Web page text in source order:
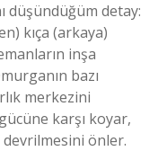
düşündüğüm detay:
kıça (arkaya)
inşa
bazı
merkezini
karşı koyar,
devrilmesini önler.